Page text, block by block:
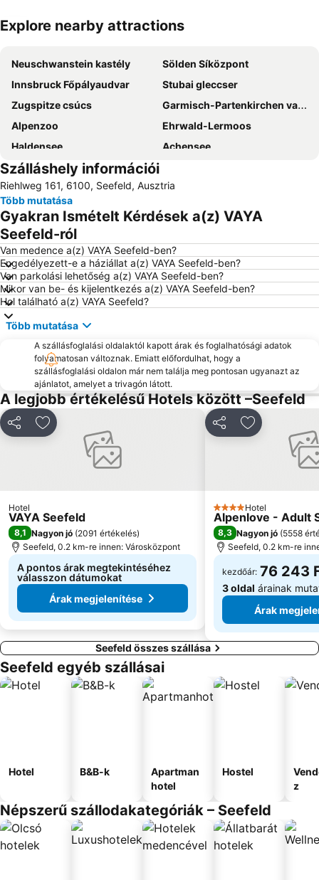
Nagy méretű térkép
Explore nearby attractions
Neuschwanstein kastély
Sölden Síközpont
Innsbruck Főpályaudvar
Stubai gleccser
Zugspitze csúcs
Garmisch-Partenkirchen vasútállomás
Alpenzoo
Ehrwald-Lermoos
Haldensee
Achensee
Hintertux gleccser
Eibsee
Aqua-Dome
Swarovski Kristallwelten
Plansee
Hochzeiger Pitztal
Goldenes Dachl
Bergisel Schanze
Hohenschwangau
Lechfall
Hochgurgl
Maria-Theresien-Straße
Skigebiet Kühtai
Patscherkofelbahnen
Erlebnisschwimmbad Schwaz
Franziskanerkloster Füssen
Szálláshely információi
Riehlweg 161, 6100, Seefeld, Ausztria
Több mutatása
Gyakran Ismételt Kérdések a(z) VAYA
Seefeld-ról
Van medence a(z) VAYA Seefeld-ben?
Engedélyezett-e a háziállat a(z) VAYA Seefeld-ben?
Van parkolási lehetőség a(z) VAYA Seefeld-ben?
Mikor van be- és kijelentkezés a(z) VAYA Seefeld-ben?
Hol található a(z) VAYA Seefeld?
Több mutatása
A szállásfoglalási oldalaktól kapott árak és foglalhatósági adatok
folyamatosan változnak. Emiatt előfordulhat, hogy a
szállásfoglalási oldalon már nem találja meg pontosan ugyanazt az
ajánlatot, amelyet a trivagón látott.
A legjobb értékelésű Hotels között –Seefeld
MegosztásHozzáadás a kedvencekhez
Hotel
VAYA Seefeld
8,1 Nagyon jó (2091 értékelés)
Seefeld, 0.2 km-re innen: Városközpont
A pontos árak megtekintéséhez
válasszon dátumokat
Árak megjelenítése
MegosztásHozzáadás
4 Kategória
Hotel
Alpenlove - Adult
8,3 Nagyon jó (5558
Seefeld, 0.2 km-re
kezdőár: 76 243
3 oldal árainak
Árak
Seefeld összes szállása
Seefeld egyéb szállásai
Hotel B&B-k
Apartman
hotel
Hostel
z
Népszerű szállodakategóriák – Seefeld